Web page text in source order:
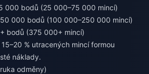
000 bodů (25 000–75 000 mincí)
000 bodů (100 000–250 000 mincí)
bodů (375 000+ mincí)
% utracených mincí formou
náklady.
odměny)